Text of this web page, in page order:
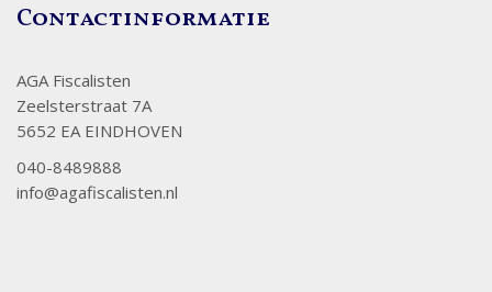
Contactinformatie
AGA Fiscalisten
Zeelsterstraat 7A
5652 EA EINDHOVEN
040-8489888
info@agafiscalisten.nl